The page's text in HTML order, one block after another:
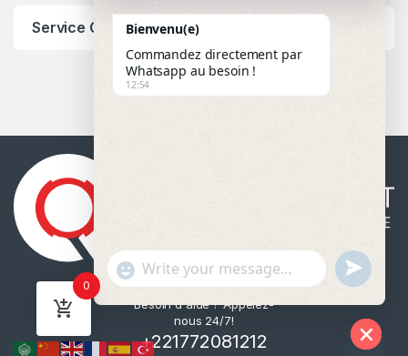
Service Client
Besoin d'aide ? Appelez-
nous 24/7!
+221772081212
0
Bienvenu(e)
Commandez directement par
Whatsapp au besoin !
12:54
"
+
c
a
WhatsApp Message
u
n
d